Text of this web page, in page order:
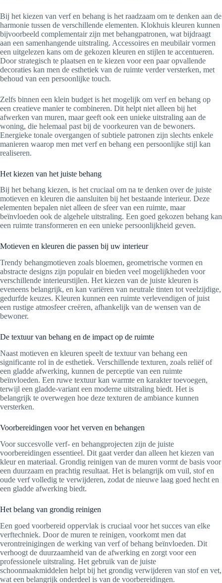
Bij het kiezen van verf en behang is het raadzaam om te denken aan de
harmonie tussen de verschillende elementen. Klokhuis kleuren kunnen
bijvoorbeeld complementair zijn met behangpatronen, wat bijdraagt
aan een samenhangende uitstraling. Accessoires en meubilair vormen
een uitgelezen kans om de gekozen kleuren en stijlen te accentueren.
Door strategisch te plaatsen en te kiezen voor een paar opvallende
decoraties kan men de esthetiek van de ruimte verder versterken, met
behoud van een persoonlijke touch.
Zelfs binnen een klein budget is het mogelijk om verf en behang op
een creatieve manier te combineren. Dit helpt niet alleen bij het
afwerken van muren, maar geeft ook een unieke uitstraling aan de
woning, die helemaal past bij de voorkeuren van de bewoners.
Energieke tonale overgangen of subtiele patronen zijn slechts enkele
manieren waarop men met verf en behang een persoonlijke stijl kan
realiseren.
Het kiezen van het juiste behang
Bij het behang kiezen, is het cruciaal om na te denken over de juiste
motieven en kleuren die aansluiten bij het bestaande interieur. Deze
elementen bepalen niet alleen de sfeer van een ruimte, maar
beïnvloeden ook de algehele uitstraling. Een goed gekozen behang kan
een ruimte transformeren en een unieke persoonlijkheid geven.
Motieven en kleuren die passen bij uw interieur
Trendy behangmotieven zoals bloemen, geometrische vormen en
abstracte designs zijn populair en bieden veel mogelijkheden voor
verschillende interieurstijlen. Het kiezen van de juiste kleuren is
eveneens belangrijk, en kan variëren van neutrale tinten tot veelzijdige,
gedurfde keuzes. Kleuren kunnen een ruimte verlevendigen of juist
een rustige atmosfeer creëren, afhankelijk van de wensen van de
bewoner.
De textuur van behang en de impact op de ruimte
Naast motieven en kleuren speelt de textuur van behang een
significante rol in de esthetiek. Verschillende texturen, zoals reliëf of
een gladde afwerking, kunnen de perceptie van een ruimte
beïnvloeden. Een ruwe textuur kan warmte en karakter toevoegen,
terwijl een gladde-variant een moderne uitstraling biedt. Het is
belangrijk te overwegen hoe deze texturen de ambiance kunnen
versterken.
Voorbereidingen voor het verven en behangen
Voor succesvolle verf- en behangprojecten zijn de juiste
voorbereidingen essentieel. Dit gaat verder dan alleen het kiezen van
kleur en materiaal. Grondig reinigen van de muren vormt de basis voor
een duurzaam en prachtig resultaat. Het is belangrijk om vuil, stof en
oude verf volledig te verwijderen, zodat de nieuwe laag goed hecht en
een gladde afwerking biedt.
Het belang van grondig reinigen
Een goed voorbereid oppervlak is cruciaal voor het succes van elke
verftechniek. Door de muren te reinigen, voorkomt men dat
verontreinigingen de werking van verf of behang beïnvloeden. Dit
verhoogt de duurzaamheid van de afwerking en zorgt voor een
professionele uitstraling. Het gebruik van de juiste
schoonmaakmiddelen helpt bij het grondig verwijderen van stof en vet,
wat een belangrijk onderdeel is van de voorbereidingen.